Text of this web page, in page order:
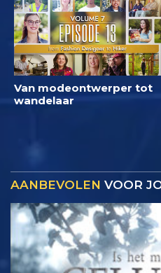
Van modeontwerper tot
wandelaar
AANBEVOLEN VOOR